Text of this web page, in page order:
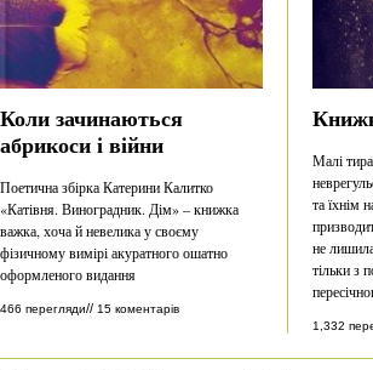
Коли зачинаються
абрикоси і війни
Поетична збірка Катерини Калитко
«Катівня. Виноградник. Дім» – книжка
важка, хоча й невелика у своєму
фізичному вимірі акуратного ошатно
оформленого видання
466 перегляди// 15 коментарів
Малі
та їхнім
не
тільки з
1,332